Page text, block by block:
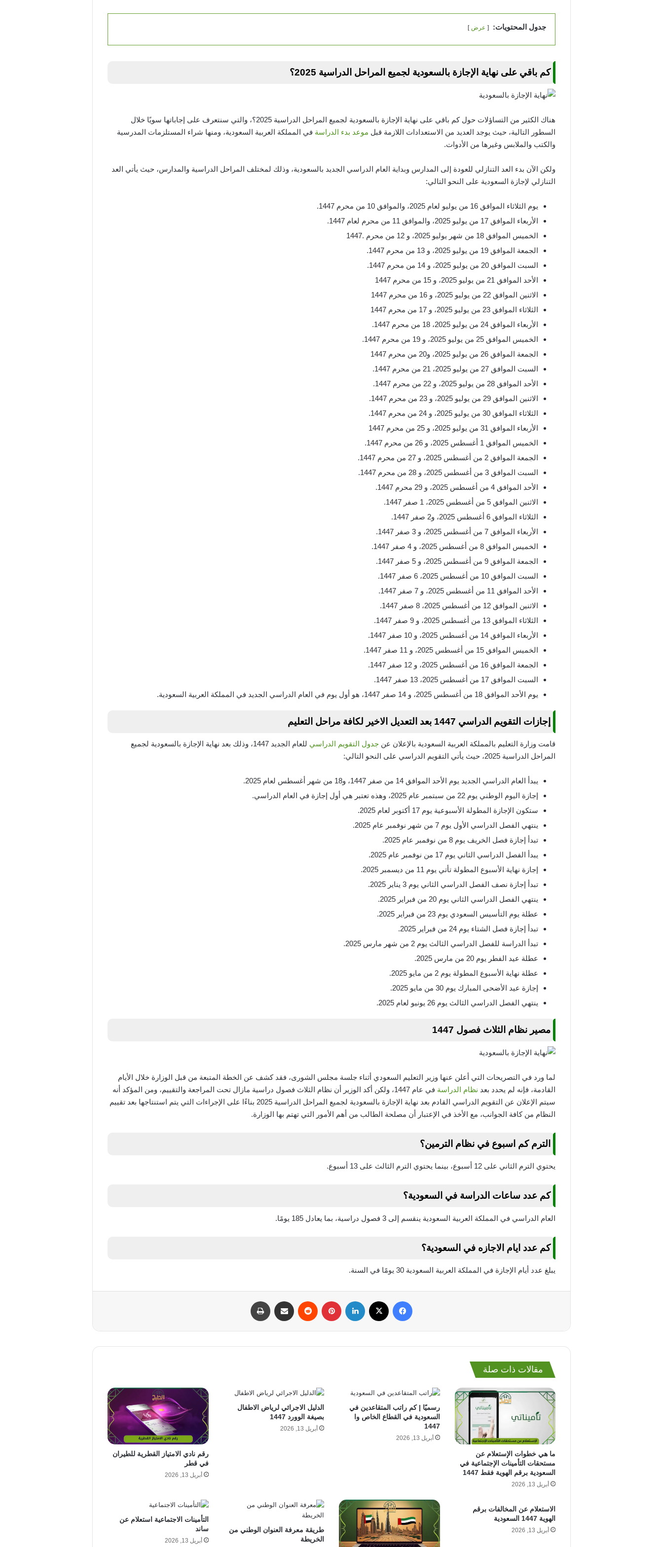
جدول المحتويات: عرض
كم باقي على نهاية الإجازة بالسعودية لجميع المراحل الدراسية 2025؟
هناك الكثير من التساؤلات حول كم باقي على نهاية الإجازة بالسعودية لجميع المراحل الدراسية 2025؟، والتي سنتعرف على إجاباتها سويًا خلال
السطور التالية، حيث يوجد العديد من الاستعدادات اللازمة قبل موعد بدء الدراسة في المملكة العربية السعودية، ومنها شراء المستلزمات المدرسية
والكتب والملابس وغيرها من الأدوات.
ولكن الآن بدء العد التنازلي للعودة إلى المدارس وبداية العام الدراسي الجديد بالسعودية، وذلك لمختلف المراحل الدراسية والمدارس، حيث يأتي العد
التنازلي لإجازة السعودية على النحو التالي:
يوم الثلاثاء الموافق 16 من يوليو لعام 2025، والموافق 10 من محرم 1447.
الأربعاء الموافق 17 من يوليو 2025، والموافق 11 من محرم لعام 1447.
الخميس الموافق 18 من شهر يوليو 2025، و 12 من محرم .1447
الجمعة الموافق 19 من يوليو 2025، و 13 من محرم 1447.
السبت الموافق 20 من يوليو 2025، و 14 من محرم 1447.
الأحد الموافق 21 من يوليو 2025، و 15 من محرم 1447
الاثنين الموافق 22 من يوليو 2025، و 16 من محرم 1447
الثلاثاء الموافق 23 من يوليو 2025، و 17 من محرم 1447
الأربعاء الموافق 24 من يوليو 2025، 18 من محرم 1447.
الخميس الموافق 25 من يوليو 2025، و 19 من محرم 1447.
الجمعة الموافق 26 من يوليو 2025، و20 من محرم 1447
السبت الموافق 27 من يوليو 2025، 21 من محرم 1447.
الأحد الموافق 28 من يوليو 2025، و 22 من محرم 1447.
الاثنين الموافق 29 من يوليو 2025، و 23 من محرم 1447.
الثلاثاء الموافق 30 من يوليو 2025، و 24 من محرم 1447.
الأربعاء الموافق 31 من يوليو 2025، و 25 من محرم 1447
الخميس الموافق 1 أغسطس 2025، و 26 من محرم 1447.
الجمعة الموافق 2 من أغسطس 2025، و 27 من محرم 1447.
السبت الموافق 3 من أغسطس 2025، و 28 من محرم 1447.
الأحد الموافق 4 من أغسطس 2025، و 29 محرم 1447.
الاثنين الموافق 5 من أغسطس 2025، 1 صفر 1447.
الثلاثاء الموافق 6 أغسطس 2025، و2 صفر 1447.
الأربعاء الموافق 7 من أغسطس 2025، و 3 صفر 1447.
الخميس الموافق 8 من أغسطس 2025، و 4 صفر 1447.
الجمعة الموافق 9 من أغسطس 2025، و 5 صفر 1447.
السبت الموافق 10 من أغسطس 2025، 6 صفر 1447.
الأحد الموافق 11 من أغسطس 2025، و 7 صفر 1447.
الاثنين الموافق 12 من أغسطس 2025، 8 صفر 1447.
الثلاثاء الموافق 13 من أغسطس 2025، و 9 صفر 1447.
الأربعاء الموافق 14 من أغسطس 2025، و 10 صفر 1447.
الخميس الموافق 15 من أغسطس 2025، و 11 صفر 1447.
الجمعة الموافق 16 من أغسطس 2025، و 12 صفر 1447.
السبت الموافق 17 من أغسطس 2025، 13 صفر 1447.
يوم الأحد الموافق 18 من أغسطس 2025، و 14 صفر 1447، هو أول يوم في العام الدراسي الجديد في المملكة العربية السعودية.
إجازات التقويم الدراسي 1447 بعد التعديل الاخير لكافة مراحل التعليم
قامت وزارة التعليم بالمملكة العربية السعودية بالإعلان عن جدول التقويم الدراسي
للعام الجديد 1447، وذلك بعد نهاية الإجازة بالسعودية لجميع
المراحل الدراسية 2025، حيث يأتي التقويم الدراسي على النحو التالي:
يبدأ العام الدراسي الجديد يوم الأحد الموافق 14 من صفر 1447، و18 من شهر أغسطس لعام 2025.
إجازة اليوم الوطني يوم 22 من سبتمبر عام 2025، وهذه تعتبر هي أول إجازة في العام الدراسي.
ستكون الإجازة المطولة الأسبوعية يوم 17 أكتوبر لعام 2025.
ينتهي الفصل الدراسي الأول يوم 7 من شهر نوفمبر عام 2025.
تبدأ إجازة فصل الخريف يوم 8 من نوفمبر عام 2025.
يبدأ الفصل الدراسي الثاني يوم 17 من نوفمبر عام 2025.
إجازة نهاية الأسبوع المطولة تأتي يوم 11 من ديسمبر 2025.
تبدأ إجازة نصف الفصل الدراسي الثاني يوم 3 يناير 2025.
ينتهي الفصل الدراسي الثاني يوم 20 من فبراير 2025.
عطلة يوم التأسيس السعودي يوم 23 من فبراير 2025.
تبدأ إجازة فصل الشتاء يوم 24 من فبراير 2025.
تبدأ الدراسة للفصل الدراسي الثالث يوم 2 من شهر مارس 2025.
عطلة عيد الفطر يوم 20 من مارس 2025.
عطلة نهاية الأسبوع المطولة يوم 2 من مايو 2025.
إجازة عيد الأضحى المبارك يوم 30 من مايو 2025.
ينتهي الفصل الدراسي الثالث يوم 26 يونيو لعام 2025.
مصير نظام الثلاث فصول 1447
لما ورد في التصريحات التي أعلن عنها وزير التعليم السعودي أثناء جلسة مجلس الشورى، فقد كشف عن الخطة المتبعة من قبل الوزارة خلال الأيام
القادمة، فإنه لم يحدد بعد نظام الدراسة
في عام 1447، ولكن أكد الوزير أن نظام الثلاث فصول دراسية مازال تحت المراجعة والتقييم، ومن المؤكد أنه
سيتم الإعلان عن التقويم الدراسي القادم بعد نهاية الإجازة بالسعودية لجميع المراحل الدراسية 2025 بناءًا على الإجراءات التي يتم استنتاجها بعد تقييم
النظام من كافة الجوانب، مع الأخذ في الإعتبار أن مصلحة الطالب من أهم الأمور التي تهتم بها الوزارة.
الترم كم اسبوع في نظام الترمين؟
يحتوي الترم الثاني على 12 أسبوع، بينما يحتوي الترم الثالث على 13 أسبوع.
كم عدد ساعات الدراسة في السعودية؟
العام الدراسي في المملكة العربية السعودية ينقسم إلى 3 فصول دراسية، بما يعادل 185 يومًا.
كم عدد ايام الاجازه في السعودية؟
يبلغ عدد أيام الإجازة في المملكة العربية السعودية 30 يومًا في السنة.
فيسبوك لينكدإن بينتيريست مشاركة عبر البريد
مقالات ذات صلة
ما هي خطوات الإستعلام عن
مستحقات التأمينات الإجتماعية في
السعودية برقم الهوية فقط 1447
أبريل 13, 2026
رسميًا | كم راتب المتقاعدين في
السعودية في القطاع الخاص وا
1447
أبريل 13, 2026
الدليل الاجرائي لرياض الاطفال
بصيغة الوورد 1447
أبريل 13, 2026
رقم نادي الامتياز القطرية للطيران
في قطر
أبريل 13, 2026
الاستعلام عن المخالفات برقم
الهوية 1447 السعودية
أبريل 13, 2026
طريقة معرفة العنوان الوطني من
الخريطة
التأمينات الاجتماعية استعلام عن
ساند
أبريل 13, 2026